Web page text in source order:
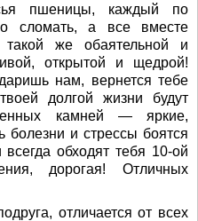
пшеницы, каждый по
сломать, а все вместе
такой же обаятельной и
открытой и щедрой!
нам, вернется тебе
долгой жизни будут
камней — яркие,
болезни и стрессы боятся
обходят тебя 10-ой
дорогая! Отличных
отличается от всех